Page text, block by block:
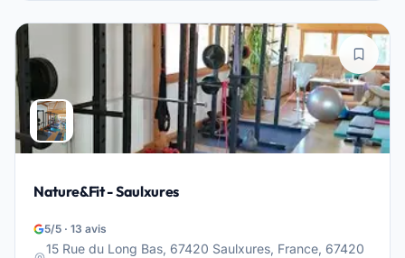
Nature&Fit - Saulxures
5/5 · 13 avis
15 Rue du Long Bas, 67420 Saulxures, France, 67420